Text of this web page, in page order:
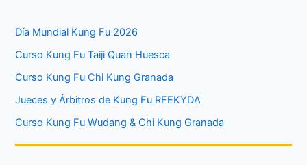
Día Mundial Kung Fu 2026
Curso Kung Fu Taiji Quan Huesca
Curso Kung Fu Chi Kung Granada
Jueces y Árbitros de Kung Fu RFEKYDA
Curso Kung Fu Wudang & Chi Kung Granada